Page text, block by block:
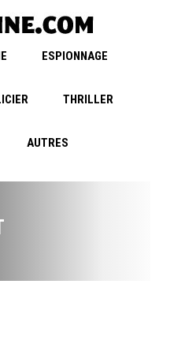
ESPIONNAGE
THRILLER
AUTRES